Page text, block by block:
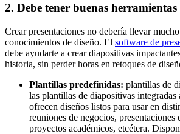
2. Debe tener buenas
Crear presentaciones no debería llevar
conocimientos de diseño. El software de
debe ayudarte a crear diapositivas
historia, sin perder horas en retoques de
Plantillas predefinidas: plantillas de
las plantillas de diapositivas
ofrecen diseños listos para usar en
reuniones de negocios, presentaciones
proyectos académicos, etcétera.